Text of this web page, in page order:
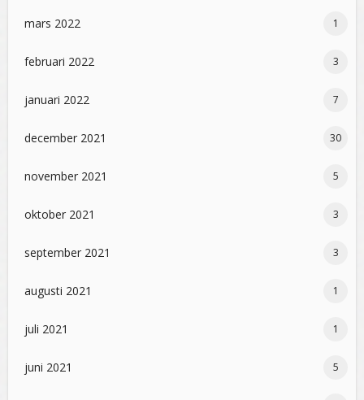
mars 2022 1
februari 2022 3
januari 2022 7
december 2021 30
november 2021 5
oktober 2021 3
september 2021 3
augusti 2021 1
juli 2021 1
juni 2021 5